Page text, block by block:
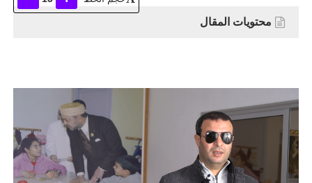
محتويات المقال